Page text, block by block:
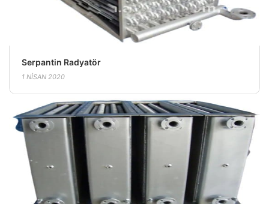
Serpantin Radyatör
1 NISAN 2020